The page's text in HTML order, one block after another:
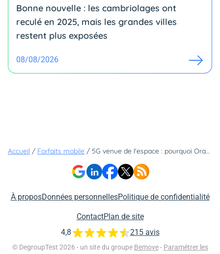
Bonne nouvelle : les cambriolages ont
reculé en 2025, mais les grandes villes
restent plus exposées
08/08/2026
Accueil / Forfaits mobile / 5G venue de l'espace : pourquoi Orange, SFR, Bouygues Telecom et Free sont-ils en danger ?
À proposDonnées personnellesPolitique de confidentialité
ContactPlan de site
© DegroupTest 2026 - un site du groupe Bemove - Paramétrer les
4,8 215 avis